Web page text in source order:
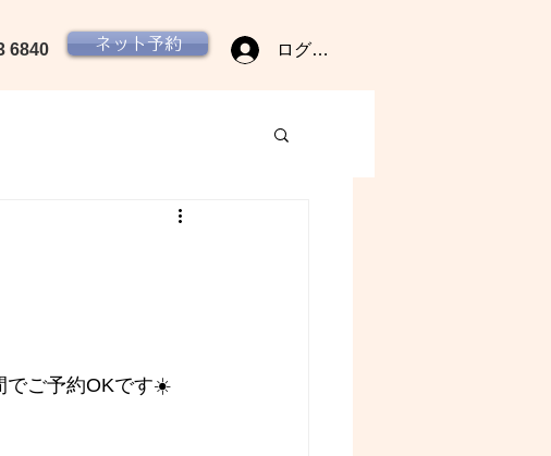
6840‬ ネット予約 ログイン
でご予約OKです☀️